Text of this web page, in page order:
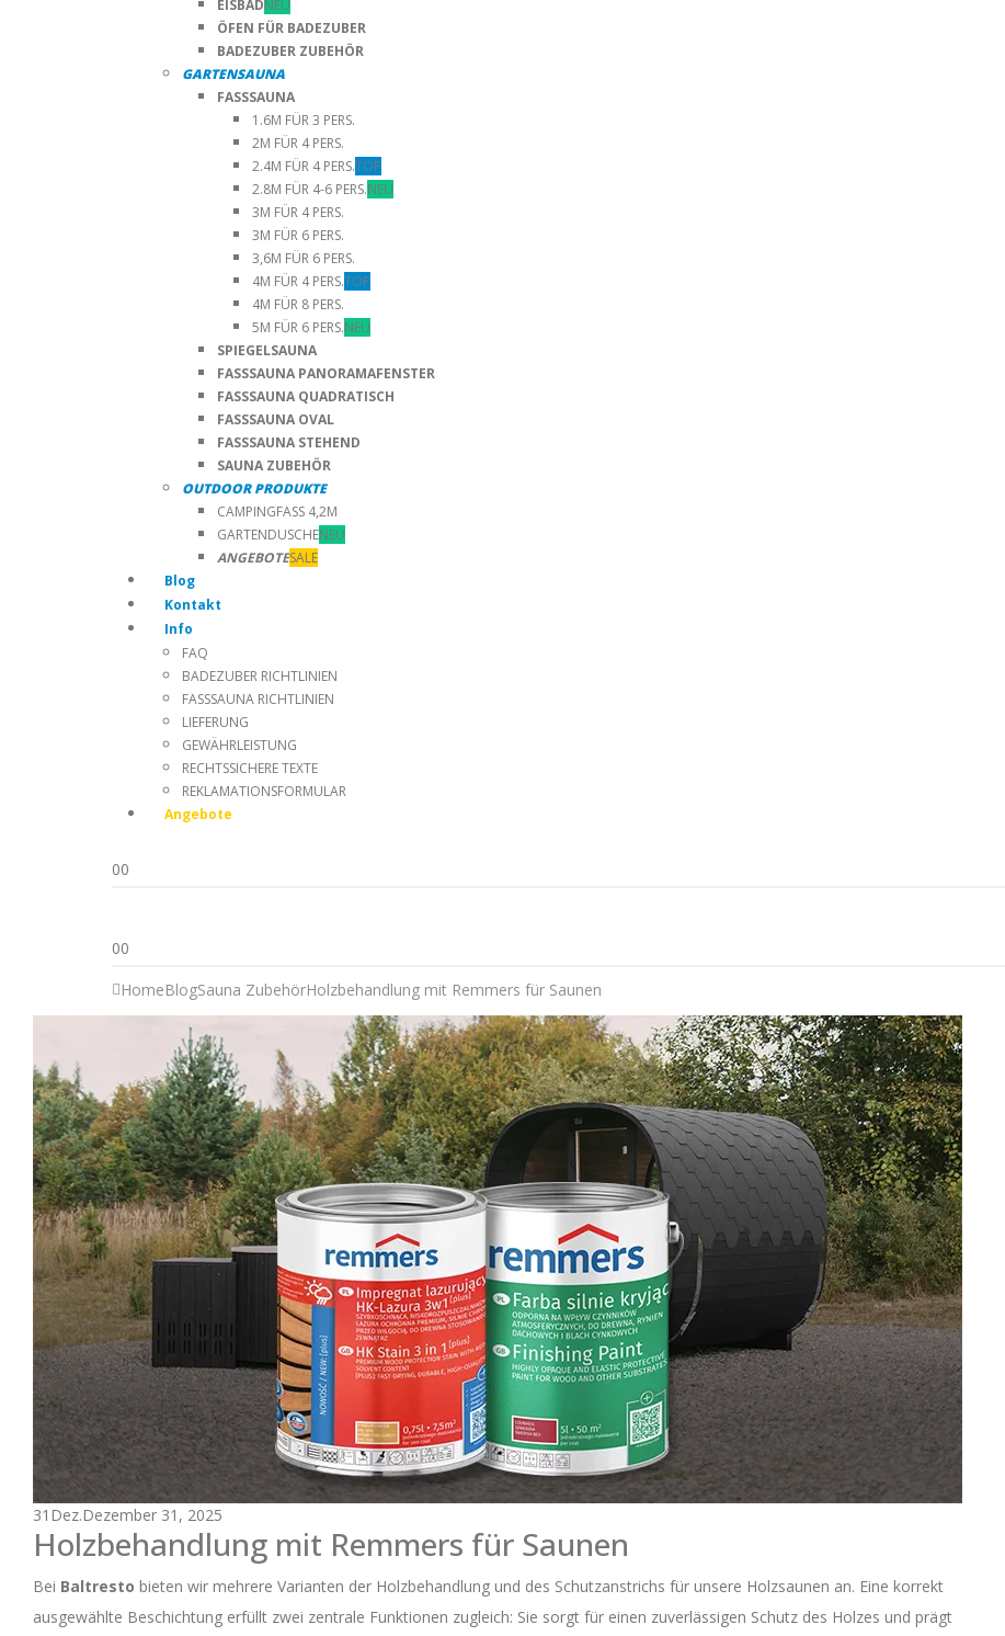
EISBADNEU
ÖFEN FÜR BADEZUBER
BADEZUBER ZUBEHÖR
GARTENSAUNA
FASSSAUNA
1.6M FÜR 3 PERS.
2M FÜR 4 PERS.
2.4M FÜR 4 PERS.TOP
2.8M FÜR 4-6 PERS.NEU
3M FÜR 4 PERS.
3M FÜR 6 PERS.
3,6M FÜR 6 PERS.
4M FÜR 4 PERS.TOP
4M FÜR 8 PERS.
5M FÜR 6 PERS.NEU
SPIEGELSAUNA
FASSSAUNA PANORAMAFENSTER
FASSSAUNA QUADRATISCH
FASSSAUNA OVAL
FASSSAUNA STEHEND
SAUNA ZUBEHÖR
OUTDOOR PRODUKTE
CAMPINGFASS 4,2M
GARTENDUSCHENEU
ANGEBOTESALE
Blog
Kontakt
Info
FAQ
BADEZUBER RICHTLINIEN
FASSSAUNA RICHTLINIEN
LIEFERUNG
GEWÄHRLEISTUNG
RECHTSSICHERE TEXTE
REKLAMATIONSFORMULAR
Angebote
00
00
HomeBlogSauna ZubehörHolzbehandlung mit Remmers für Saunen
31 Dez.Dezember 31, 2025
Holzbehandlung mit Remmers für Saunen
Bei Baltresto bieten wir mehrere Varianten der Holzbehandlung und des Schutzanstrichs für unsere Holzsaunen an. Eine korrekt
ausgewählte Beschichtung erfüllt zwei zentrale Funktionen zugleich: Sie sorgt für einen zuverlässigen Schutz des Holzes und prägt